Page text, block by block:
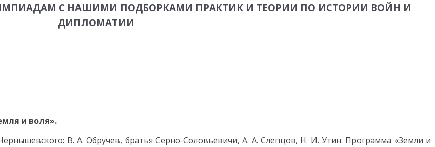
С НАШИМИ ПОДБОРКАМИ ПРАКТИК И ТЕОРИИ ПО ИСТОРИИ ВОЙН И
ДИПЛОМАТИИ
и воля».
В. А. Обручев, братья Серно-Соловьевичи, А. А. Слепцов, Н. И. Утин. Программа «Земли и